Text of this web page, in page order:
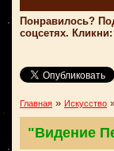
Понравилось?
соцсетях. Кликни:
Главная » Искусство
"Видение